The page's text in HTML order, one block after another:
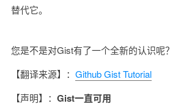
替代它。
您是不是对Gist有了一个全新的认识呢？
【翻译来源】： Github Gist Tutorial
【声明】： Gist一直可用